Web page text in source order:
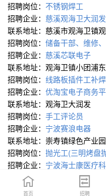
招聘岗位： 不锈钢焊工
招聘企业： 慈溪观海卫大润
联系地址：慈溪市观海卫镇
招聘岗位： 储备干部、维修
招聘企业： 慈溪芯联电子
联系地址：观海卫镇小团浦
招聘岗位： 线路板插件工补
招聘企业： 优淘宝电子商务
联系地址：观海卫大润发
招聘岗位： 手工评论员
招聘企业： 宁波赛浪电器
联系地址：崇寿镇绿色产业
招聘岗位： 抛光工(三明烤盘
招聘企业： 宁波海士康医疗
联系地址：慈溪观海卫镇罗
招聘岗位：
流水线包装工
首页 招聘
首页 招聘